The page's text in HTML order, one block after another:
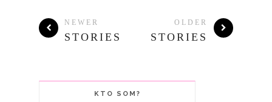
NEWER
STORIES
OLDER
STORIES
KTO SOM?